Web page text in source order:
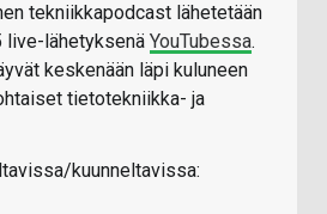
tekniikkapodcast lähetetään
live-lähetyksenä YouTubessa.
keskenään läpi kuluneen
tietotekniikka- ja
kuunneltavissa: